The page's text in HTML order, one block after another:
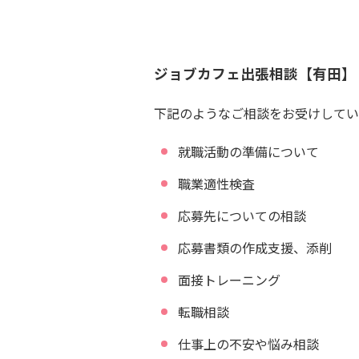
ジョブカフェ出張相談【有田】
下記のようなご相談をお受けして
就職活動の準備について
職業適性検査
応募先についての相談
応募書類の作成支援、添削
面接トレーニング
転職相談
仕事上の不安や悩み相談